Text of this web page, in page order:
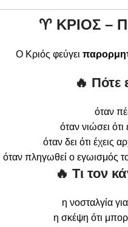
♈ ΚΡΙΟΣ –
Ο Κριός φεύγει
🔥 Πότε
όταν
όταν νιώσει
όταν δει ότι έχεις
όταν πληγωθεί ο εγωισμός
🔥 Τι τον
η νοσταλγία
η σκέψη ότι